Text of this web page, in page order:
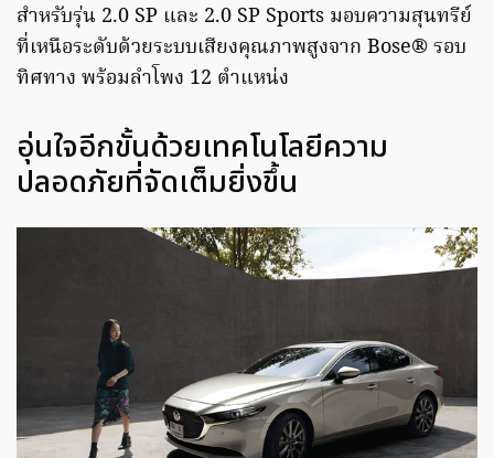
สำหรับรุ่น 2.0 SP และ 2.0 SP Sports มอบความสุนทรีย์
ที่เหนือระดับด้วยระบบเสียงคุณภาพสูงจาก Bose® รอบ
ทิศทาง พร้อมลำโพง 12 ตำแหน่ง
อุ่นใจอีกขั้นด้วยเทคโนโลยีความ
ปลอดภัยที่จัดเต็มยิ่งขึ้น